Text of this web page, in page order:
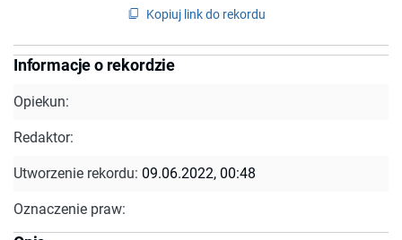
Kopiuj link do rekordu
Informacje o rekordzie
Opiekun:
Redaktor:
Utworzenie rekordu: 09.06.2022, 00:48
Oznaczenie praw: